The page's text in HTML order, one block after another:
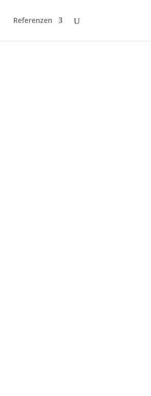
Referenzen